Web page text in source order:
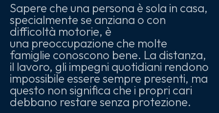
Sapere che una persona è sola in casa,
specialmente se anziana o con
difficoltà motorie, è
una preoccupazione che molte
famiglie conoscono bene. La distanza,
il lavoro, gli impegni quotidiani rendono
impossibile essere sempre presenti, ma
questo non significa che i propri cari
debbano restare senza protezione.